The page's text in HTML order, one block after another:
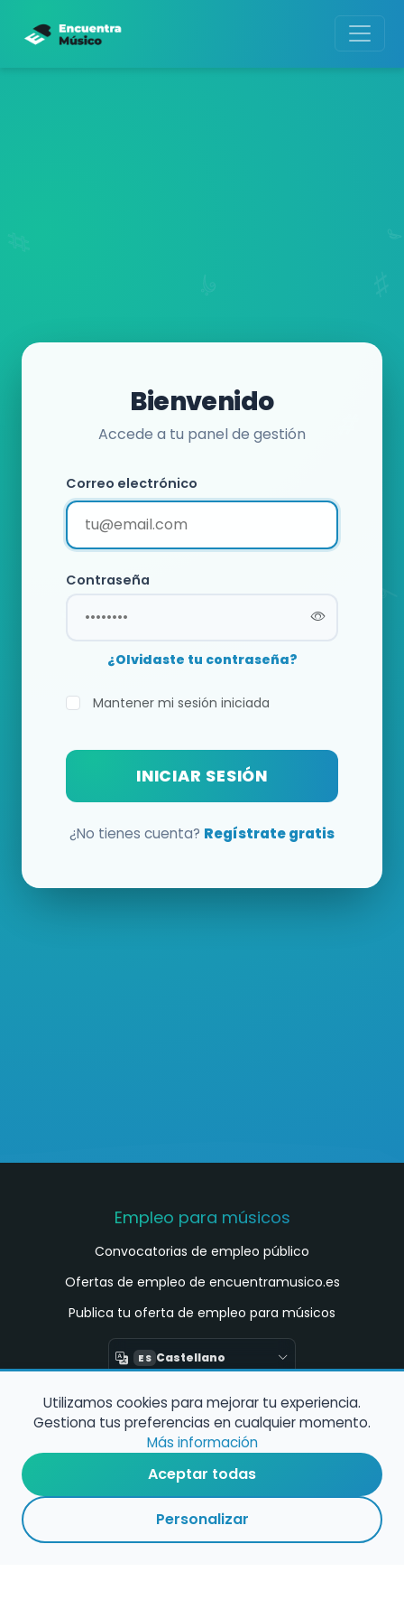
Bienvenido
Accede a tu panel de gestión
Correo electrónico
Contraseña
¿Olvidaste tu contraseña?
Mantener mi sesión iniciada
INICIAR SESIÓN
¿No tienes cuenta? Regístrate gratis
Empleo para músicos
Convocatorias de empleo público
Ofertas de empleo de encuentramusico.es
Publica tu oferta de empleo para músicos
ES Castellano
Encuentra Músico
Buscador de Músicos
Encuentra Pianista Acompañante
Asesoría para músicos y docentes
Utilizamos cookies para mejorar tu experiencia.
Gestiona tus preferencias en cualquier momento.
Más información
Aceptar todas
Personalizar